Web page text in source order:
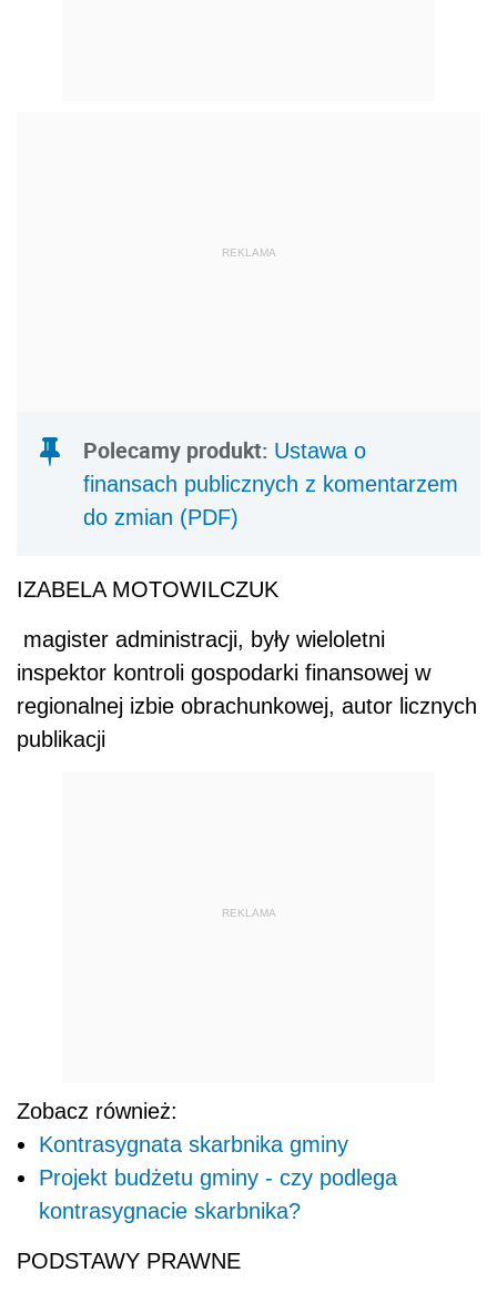
REKLAMA
Polecamy produkt: Ustawa o
finansach publicznych z komentarzem
do zmian (PDF)
IZABELA MOTOWILCZUK
magister administracji, były wieloletni
inspektor kontroli gospodarki finansowej w
regionalnej izbie obrachunkowej, autor licznych
publikacji
REKLAMA
Zobacz również:
Kontrasygnata skarbnika gminy
Projekt budżetu gminy - czy podlega
kontrasygnacie skarbnika?
PODSTAWY PRAWNE